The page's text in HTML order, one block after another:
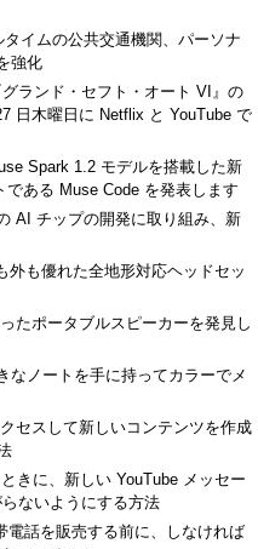
イムの公共交通機関、パーソナ
強化
ランド・セフト・オート VI』の
日木曜日に Netflix と YouTube で
Spark 1.2 モデルを搭載した新
ある Muse Code を発表します
AI チップの開発に取り組み、新
も優れた全地形対応ヘッドセッ
たポータブルスピーカーを発見し
なノートを手に持ってカラーでメ
セスして新しいコンテンツを作成
きに、新しい YouTube メッセー
ないようにする方法
電話を販売する前に、しなければ